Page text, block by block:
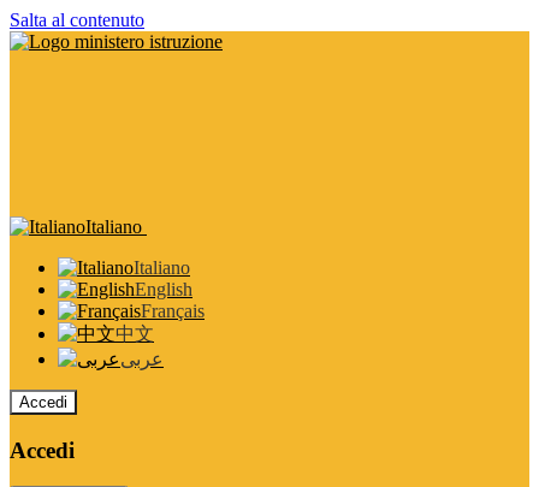
Salta al contenuto
Italiano
Italiano
English
Français
中文
عربى
Accedi
Accedi